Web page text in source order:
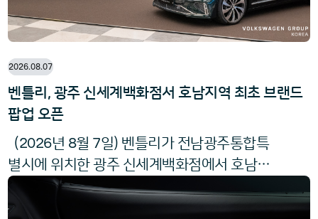
2026.08.07
벤틀리, 광주 신세계백화점서 호남지역 최초 브랜드
팝업 오픈
(2026년 8월 7일) 벤틀리가 전남광주통합특
별시에 위치한 광주 신세계백화점에서 호남지
역 최초의 브랜드 팝업을 오픈한다. 이번 팝업은
광주 및 호남 지역 고객들이 벤틀리의 대표 모델